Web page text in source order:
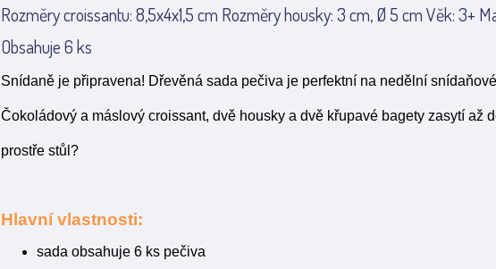
Rozměry croissantu: 8,5x4x1,5 cm Rozměry housky: 3 cm, Ø 5 cm Věk: 3+
Obsahuje 6 ks
Snídaně je připravena! Dřevěná sada pečiva je perfektní na nedělní
Čokoládový a máslový croissant, dvě housky a dvě křupavé bagety zasytí až
prostře stůl?
Hlavní vlastnosti:
sada obsahuje 6 ks pečiva